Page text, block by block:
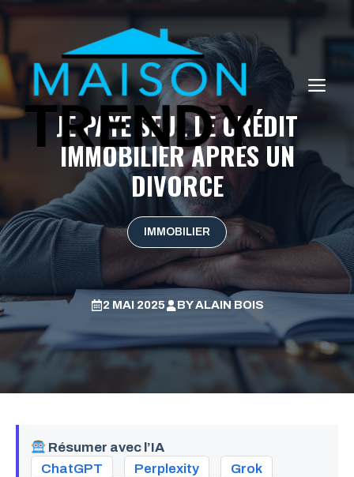
contenu
JE PAYE SEUL LE CRÉDIT
IMMOBILIER APRÈS UN
DIVORCE
IMMOBILIER
2 MAI 2025 BYALAIN BOIS
Résumer avec l’IA
ChatGPT
Perplexity
Grok